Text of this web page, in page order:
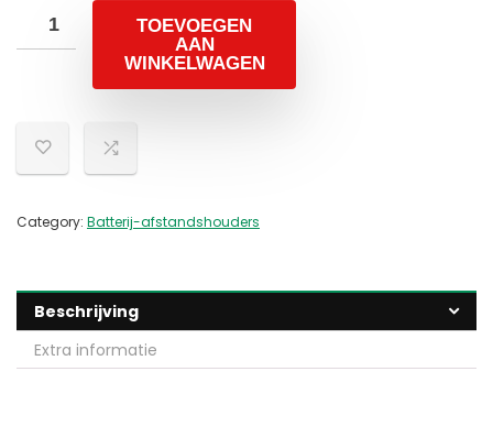
TOEVOEGEN
AAN
WINKELWAGEN
Category: Batterij-afstandshouders
Beschrijving
Extra informatie